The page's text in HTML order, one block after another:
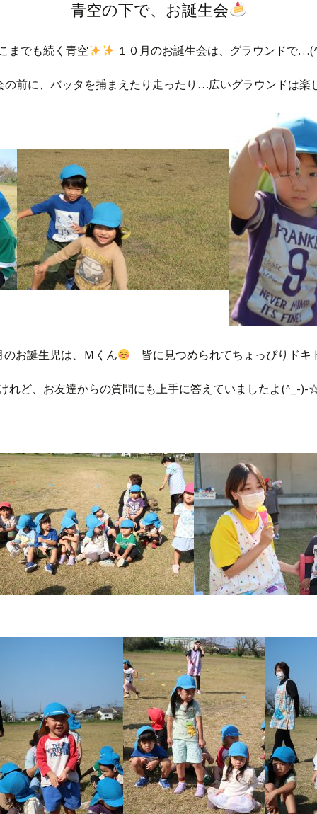
青空の下で、お誕生会
までも続く青空 １０月のお誕生会は、グラウンドで
の前に、バッタを捕まえたり走ったり…広いグラウンドは楽
のお誕生児は、Ｍくん 皆に見つめられてちょっぴりドキ
れど、お友達からの質問にも上手に答えていましたよ(^_-)-